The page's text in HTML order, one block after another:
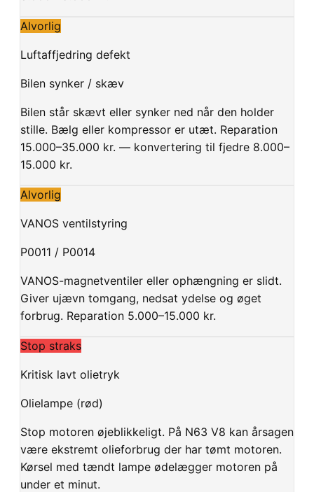
Alvorlig
Luftaffjedring defekt
Bilen synker / skæv
Bilen står skævt eller synker ned når den holder
stille. Bælg eller kompressor er utæt. Reparation
15.000–35.000 kr. — konvertering til fjedre 8.000–
15.000 kr.
Alvorlig
VANOS ventilstyring
P0011 / P0014
VANOS-magnetventiler eller ophængning er slidt.
Giver ujævn tomgang, nedsat ydelse og øget
forbrug. Reparation 5.000–15.000 kr.
Stop straks
Kritisk lavt olietryk
Olielampe (rød)
Stop motoren øjeblikkeligt. På N63 V8 kan årsagen
være ekstremt olieforbrug der har tømt motoren.
Kørsel med tændt lampe ødelægger motoren på
under et minut.